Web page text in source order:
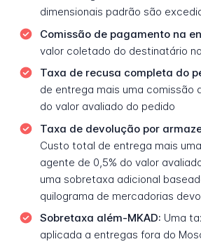
dimensionais padrão são
Comissão de pagamento na
valor coletado do destinatário
Taxa de recusa completa do
de entrega mais uma comissão
do valor avaliado do pedido
Taxa de devolução por
Custo total de entrega mais
agente de 0,5% do valor
uma sobretaxa adicional
quilograma de mercadorias
Sobretaxa além-MKAD: Uma
aplicada a entregas fora do